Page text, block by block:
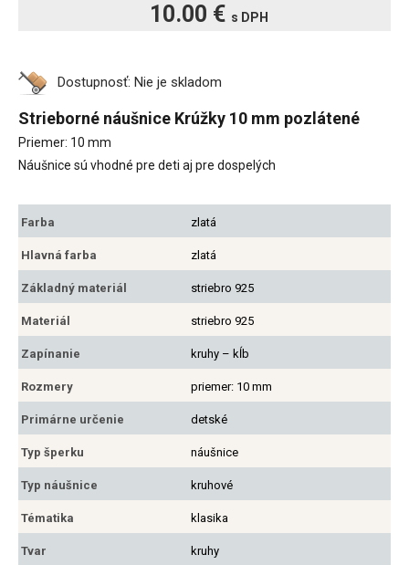
10.00 € s DPH
Dostupnosť: Nie je skladom
Strieborné náušnice Krúžky 10 mm pozlátené
Priemer: 10 mm
Náušnice sú vhodné pre deti aj pre dospelých
Farba zlatá
Hlavná farba zlatá
Základný materiál striebro 925
Materiál striebro 925
Zapínanie kruhy – kĺb
Rozmery priemer: 10 mm
Primárne určenie detské
Typ šperku náušnice
Typ náušnice kruhové
Tématika klasika
Tvar kruhy